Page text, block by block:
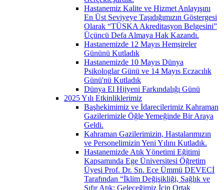
Hastanemiz Kalite ve Hizmet Anlayışını
En Üst Seviyeye Taşıdığımızın Göstergesi
Olarak “TÜSKA Akreditasyon Belgesini”
Üçüncü Defa Almaya Hak Kazandı.
Hastanemizde 12 Mayıs Hemşireler
Gününü Kutladık
Hastanemizde 10 Mayıs Dünya
Psikologlar Günü ve 14 Mayıs Eczacılık
Günü'nü Kutladık
Dünya El Hijyeni Farkındalığı Günü
2025 Yılı Etkinliklerimiz
Başhekimimiz ve İdarecilerimiz Kahraman
Gazilerimizle Öğle Yemeğinde Bir Araya
Geldi.
Kahraman Gazilerimizin, Hastalarımızın
ve Personelimizin Yeni Yılını Kutladık.
Hastanemizde Atık Yönetimi Eğitimi
Kapsamında Ege Üniversitesi Öğretim
Üyesi Prof. Dr. Sn. Ece Ümmü DEVECİ
Tarafından “İklim Değişikliği, Sağlık ve
Sıfır Atık; Geleceğimiz İçin Ortak